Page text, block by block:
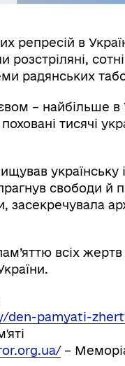
репресій в
розстріляні,
радянських
– найбільше
тисячі
українську
свободи й
засекречувала
всіх жертв
den-pamyati-
–